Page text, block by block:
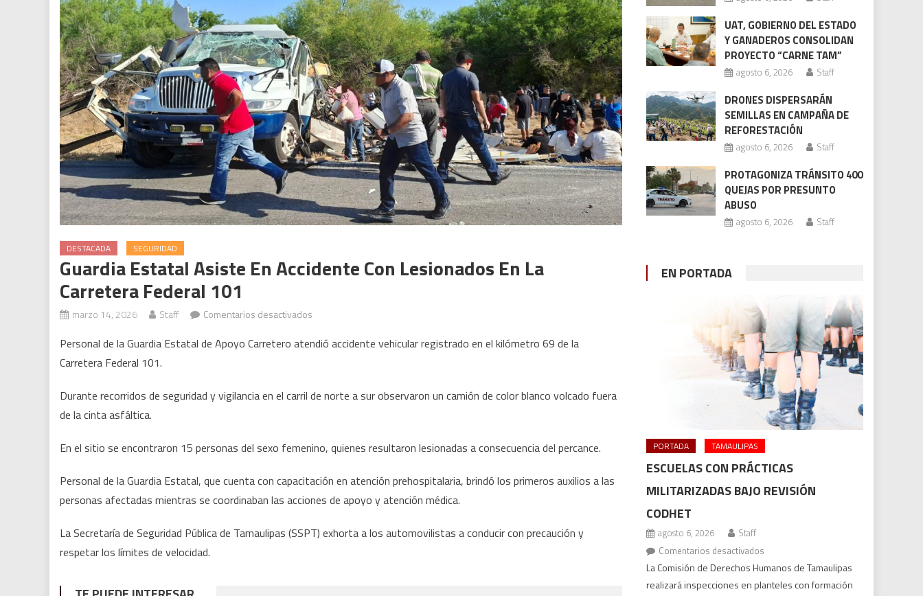
DESTACADA SEGURIDAD
Guardia Estatal Asiste En Accidente Con Lesionados En La
Carretera Federal 101
marzo 14, 2026 Staff Comentarios desactivados
Estatal
accidente
en
Carretera
Federal
Personal de la Guardia Estatal de Apoyo Carretero atendió accidente vehicular registrado en el kilómetro 69 de la
Carretera Federal 101.
Durante recorridos de seguridad y vigilancia en el carril de norte a sur observaron un camión de color blanco volcado fuera
de la cinta asfáltica.
En el sitio se encontraron 15 personas del sexo femenino, quienes resultaron lesionadas a consecuencia del percance.
Personal de la Guardia Estatal, que cuenta con capacitación en atención prehospitalaria, brindó los primeros auxilios a las
personas afectadas mientras se coordinaban las acciones de apoyo y atención médica.
La Secretaría de Seguridad Pública de Tamaulipas (SSPT) exhorta a los automovilistas a conducir con precaución y
respetar los límites de velocidad.
UAT, GOBIERNO DEL ESTADO
Y GANADEROS CONSOLIDAN
PROYECTO “CARNE TAM”
agosto 6, 2026 Staff
DRONES DISPERSARÁN
SEMILLAS EN CAMPAÑA DE
REFORESTACIÓN
agosto 6, 2026 Staff
PROTAGONIZA TRÁNSITO 400
QUEJAS POR PRESUNTO
ABUSO
agosto 6, 2026 Staff
EN PORTADA
PORTADA TAMAULIPAS
ESCUELAS CON PRÁCTICAS
MILITARIZADAS BAJO REVISIÓN
CODHET
agosto 6, 2026
Staff
Comentarios desactivados
Escuelas
con
La Comisión de Derechos Humanos de Tamaulipas
realizará inspecciones en planteles con formación